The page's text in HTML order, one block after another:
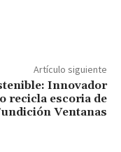
Artículo siguiente
Innovador
recicla escoria de
Ventanas